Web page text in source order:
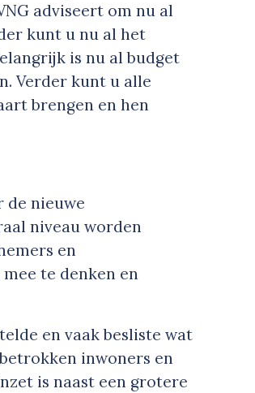
adviseert om nu al
kunt u nu al het
is nu al budget
Verder kunt u alle
brengen en hen
de nieuwe
niveau worden
en
te denken en
en vaak besliste wat
inwoners en
is naast een grotere